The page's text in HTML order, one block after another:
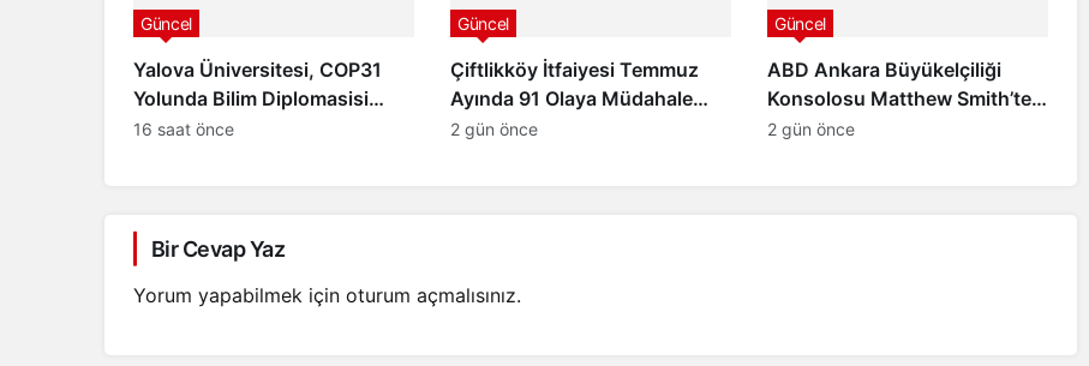
Yalova Üniversitesi, COP31
Yolunda Bilim Diplomasisi
Akademi Lansmanında Yerini
Güncel
16 saat önce
Çiftlikköy İtfaiyesi Temmuz
Ayında 91 Olaya Müdahale
Etti: 7/24 Can ve Mal
Güncel
2 gün önce
ABD Ankara Büyükelçiliği
Konsolosu Matthew Smith’ten
Ordu Valisi Muammer Erol’a
Güncel
2 gün önce
Bir Cevap Yaz
Yorum yapabilmek için oturum açmalısınız.